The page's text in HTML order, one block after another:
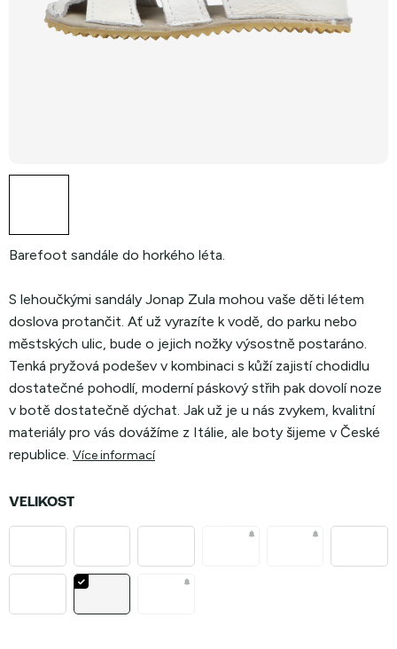
Barefoot sandále do horkého léta.
S lehoučkými sandály Jonap Zula mohou vaše děti létem
doslova protančit. Ať už vyrazíte k vodě, do parku nebo
městských ulic, bude o jejich nožky výsostně postaráno.
Tenká pryžová podešev v kombinaci s kůží zajistí chodidlu
dostatečné pohodlí, moderní páskový střih pak dovolí noze
v botě dostatečně dýchat. Jak už je u nás zvykem, kvalitní
materiály pro vás dovážíme z Itálie, ale boty šijeme v České
republice. Více informací
VELIKOST